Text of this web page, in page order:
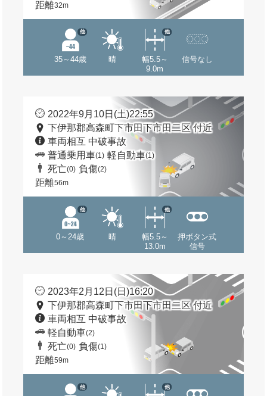
距離32m
35～44歳
他
晴
幅5.5～
9.0m
他
信号なし
2022年9月10日(土)22:55
下伊那郡高森町下市田下市田二区 付近
車両相互 中破事故
普通乗用車(1) 軽自動車(1)
死亡(0) 負傷(2)
距離56m
0～24歳
他
晴
幅5.5～
13.0m
他
押ボタン式
信号
2023年2月12日(日)16:20
下伊那郡高森町下市田下市田二区 付近
車両相互 中破事故
軽自動車(2)
死亡(0) 負傷(1)
距離59m
他 他